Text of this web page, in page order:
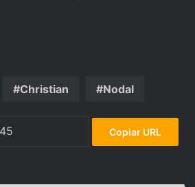
Christian Nodal
Copiar URL